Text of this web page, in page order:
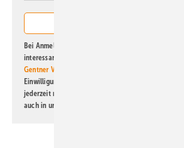
Bei Anmeldung zu diesem Newsletter bin ich damit
interessante Verlags- und Online-Angebote
Gentner Verlag GmbH & Co. KG
Einwilligung kann ich jederzeit widerrufen und eine
jederzeit möglich. Informationen zum Umgang mit
auch in unserer